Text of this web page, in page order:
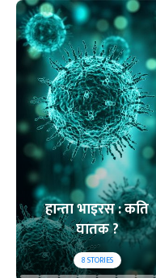
हान्ता भाइरस : कति
घातक ?
8STORIES